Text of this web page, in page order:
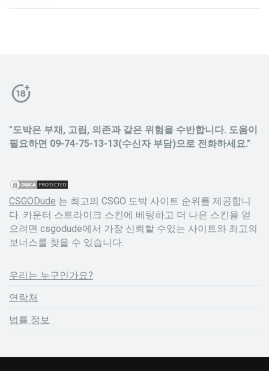
"도박은 부채, 고립, 의존과 같은 위험을 수반합니다. 도움이
필요하면 09-74-75-13-13(수신자 부담)으로 전화하세요."
CSGODude 는 최고의 CSGO 도박 사이트 순위를 제공합니
다. 카운터 스트라이크 스킨에 베팅하고 더 나은 스킨을 얻
으려면 csgodude에서 가장 신뢰할 수있는 사이트와 최고의
보너스를 찾을 수 있습니다.
우리는 누구인가요?
연락처
법률 정보